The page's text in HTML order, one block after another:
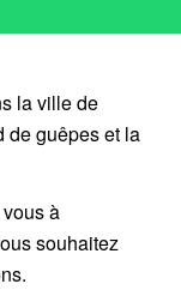
la ville de
de guêpes et la
vous à
souhaitez